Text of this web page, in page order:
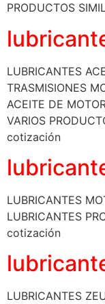
PRODUCTOS
LUBRICANTES
TRASMISIONES
ACEITE DE
VARIOS
cotización
LUBRICANTES
LUBRICANTES
cotización
LUBRICANTES